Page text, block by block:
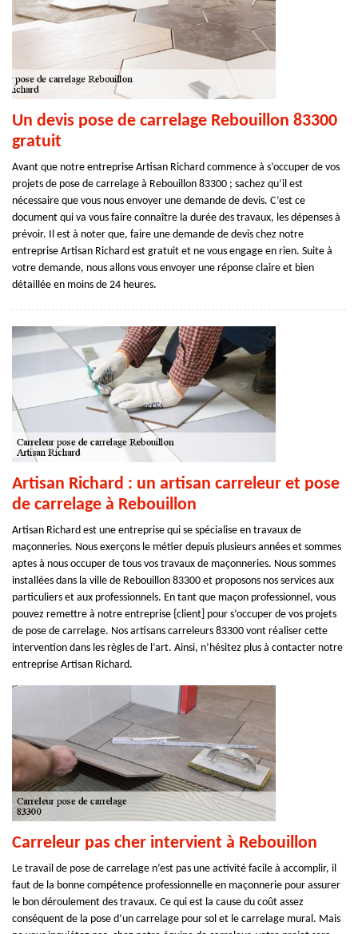
Un devis pose de carrelage Rebouillon 83300
gratuit
Avant que notre entreprise Artisan Richard commence à s’occuper de vos
projets de pose de carrelage à Rebouillon 83300 ; sachez qu’il est
nécessaire que vous nous envoyer une demande de devis. C’est ce
document qui va vous faire connaître la durée des travaux, les dépenses à
prévoir. Il est à noter que, faire une demande de devis chez notre
entreprise Artisan Richard est gratuit et ne vous engage en rien. Suite à
votre demande, nous allons vous envoyer une réponse claire et bien
détaillée en moins de 24 heures.
Artisan Richard : un artisan carreleur et pose
de carrelage à Rebouillon
Artisan Richard est une entreprise qui se spécialise en travaux de
maçonneries. Nous exerçons le métier depuis plusieurs années et sommes
aptes à nous occuper de tous vos travaux de maçonneries. Nous sommes
installées dans la ville de Rebouillon 83300 et proposons nos services aux
particuliers et aux professionnels. En tant que maçon professionnel, vous
pouvez remettre à notre entreprise {client] pour s’occuper de vos projets
de pose de carrelage. Nos artisans carreleurs 83300 vont réaliser cette
intervention dans les règles de l’art. Ainsi, n’hésitez plus à contacter notre
entreprise Artisan Richard.
Carreleur pas cher intervient à Rebouillon
Le travail de pose de carrelage n’est pas une activité facile à accomplir, il
faut de la bonne compétence professionnelle en maçonnerie pour assurer
le bon déroulement des travaux. Ce qui est la cause du coût assez
conséquent de la pose d’un carrelage pour sol et le carrelage mural. Mais